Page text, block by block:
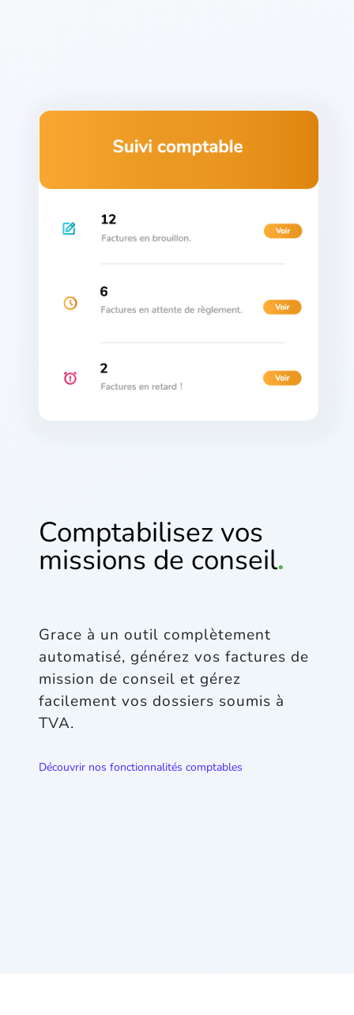
Comptabilisez vos
missions de conseil.
Grace à un outil complètement
automatisé, générez vos factures de
mission de conseil et gérez
facilement vos dossiers soumis à
TVA.
Découvrir nos fonctionnalités comptables